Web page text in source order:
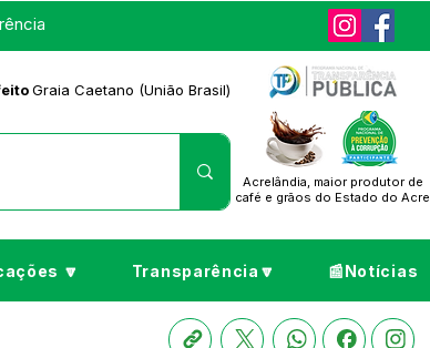
Graia Caetano (União Brasil)
Acrelândia, maior produtor de
café e grãos do Estado do Acre
🔽 Transparência🔽 📰Notícias